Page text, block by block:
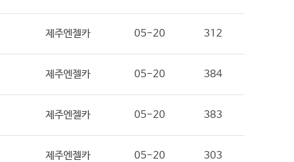
제주엔젤카 05-20 312
제주엔젤카 05-20 384
제주엔젤카 05-20 383
제주엔젤카 05-20 303